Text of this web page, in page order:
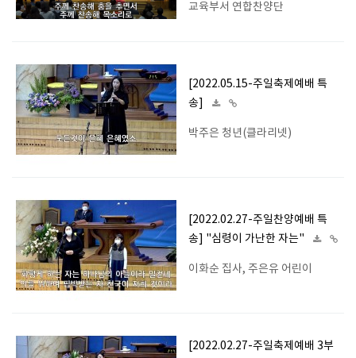
교육부서 연합찬양단
[2022.05.15-주일축제예배 특
송]
박주은 청년(클라리넷)
[2022.02.27-주일찬양예배 특
송] "심령이 가난한 자는"
이화순 집사, 주은유 어린이
[2022.02.27-주일축제예배 3부